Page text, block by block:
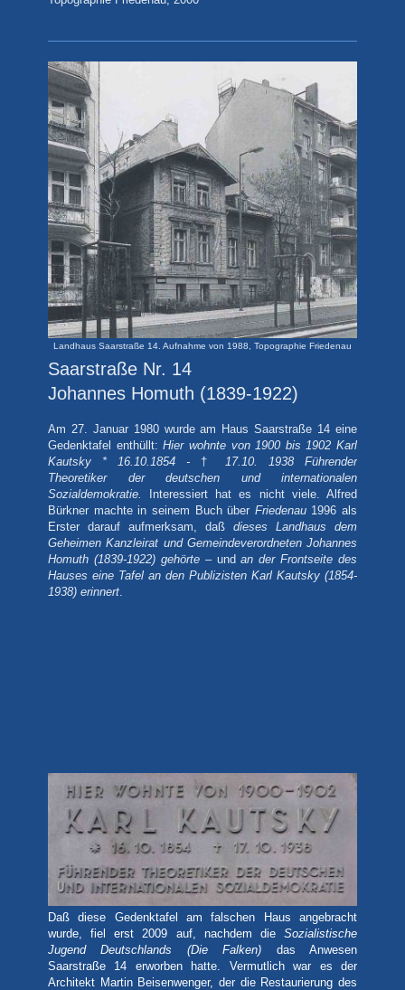
Landhaus Saarstraße 14. Aufnahme von 1988, Topographie Friedenau
Saarstraße Nr. 14
Johannes Homuth (1839-1922)
Am 27. Januar 1980 wurde am Haus Saarstraße 14 eine
Gedenktafel enthüllt: Hier wohnte von 1900 bis 1902 Karl
Kautsky * 16.10.1854 - † 17.10. 1938 Führender
Theoretiker der deutschen und internationalen
Sozialdemokratie.
Interessiert hat es nicht viele. Alfred
Bürkner machte in seinem Buch über Friedenau1996 als
Erster darauf aufmerksam, daß dieses Landhaus dem
Geheimen Kanzleirat und Gemeindeverordneten Johannes
Homuth (1839-1922) gehörte –undan der Frontseite des
Hauses eine Tafel an den Publizisten Karl Kautsky (1854-
1938) erinnert.
Daß diese Gedenktafel am falschen Haus angebracht
wurde, fiel erst 2009 auf, nachdem die Sozialistische
Jugend Deutschlands
(Die Falken) das Anwesen
Saarstraße 14 erworben hatte. Vermutlich war es der
Architekt Martin Beisenwenger, der die Restaurierung des